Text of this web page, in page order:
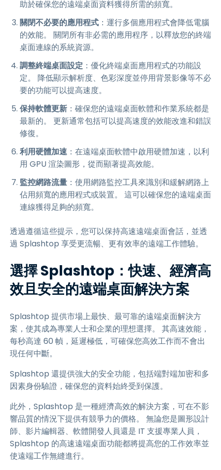
助於確保您的遠端桌面資料獲得所需的頻寬。
關閉不必要的應用程式 ：運行多個應用程式會降低電腦
的效能。 關閉所有非必需的應用程序，以釋放您的終端
桌面連線的系統資源。
調整終端桌面設定 ：優化終端桌面應用程式的功能設
定。 降低顯示解析度、色彩深度並停用背景影像等不必
要的功能可以提高速度。
保持軟體更新 ：確保您的遠端桌面軟體和作業系統都是
最新的。 更新通常包括可以提高速度的效能改進和錯誤
修復。
利用硬體加速 ：在遠端桌面軟體中啟用硬體加速，以利
用 GPU 渲染圖形，從而顯著提高效能。
監控網路流量 ：使用網路監控工具來識別和緩解網路上
佔用頻寬的應用程式或裝置。 這可以確保您的遠端桌面
連線獲得足夠的頻寬。
透過遵循這些提示，您可以保持高速遠端桌面會話，並透
過 Splashtop 享受更流暢、更有效率的遠端工作體驗。
選擇 Splashtop：快速、經濟高
效且安全的遠端桌面解決方案
Splashtop 提供市場上最快、最可靠的遠端桌面解決方
案，使其成為專業人士和企業的理想選擇。 其高速效能，
每秒高達 60 幀，延遲極低，可確保您高效工作而不會出
現任何中斷。
Splashtop 還提供強大的安全功能，包括端對端加密和多
因素身份驗證，確保您的資料始終受到保護。
此外，Splashtop 是一種經濟高效的解決方案，可在不影
響品質的情況下提供有競爭力的價格。 無論您是圖形設計
師、影片編輯器、軟體開發人員還是 IT 支援專業人員，
Splashtop 的高速遠端桌面功能都將提高您的工作效率並
使遠端工作無縫進行。